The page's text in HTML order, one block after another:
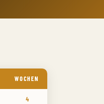
WOCHEN
4